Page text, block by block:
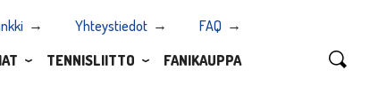
Yhteystiedot
FAQ
TENNISLIITTO FANIKAUPPA